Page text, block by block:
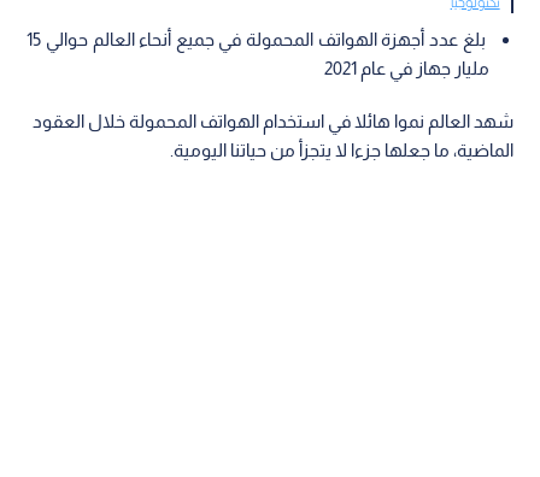
بلغ عدد أجهزة الهواتف المحمولة في جميع أنحاء العالم حوالي 15
مليار جهاز في عام 2021
شهد العالم نموا هائلا في استخدام الهواتف المحمولة خلال العقود
الماضية، ما جعلها جزءا لا يتجزأ من حياتنا اليومية.